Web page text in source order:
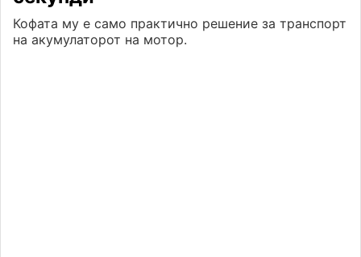
Кофата му е само практично решение за транспорт
на акумулаторот на мотор.